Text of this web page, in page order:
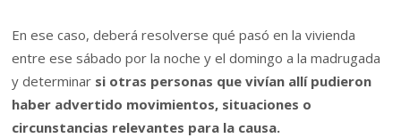
En ese caso, deberá resolverse qué pasó en la vivienda
entre ese sábado por la noche y el domingo a la madrugada
y determinar si otras personas que vivían allí pudieron
haber advertido movimientos, situaciones o
circunstancias relevantes para la causa.